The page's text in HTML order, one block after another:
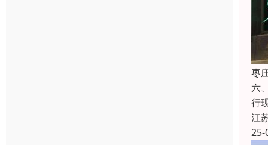
枣
六
行
江
25-